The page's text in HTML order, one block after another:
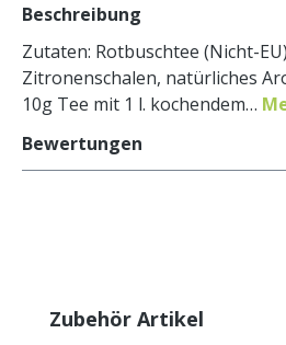
Beschreibung
Zutaten: Rotbuschtee (Nicht-
Zitronenschalen, natürliches
10g Tee mit 1 l. kochendem…
Bewertungen
Produktgalerie überspringen
Zubehör Artikel